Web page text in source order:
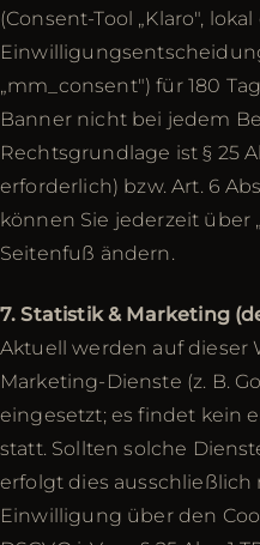
(Consent-Tool „Klaro",
„mm_consent") für 180
Banner nicht bei jedem
Rechtsgrundlage ist § 25
erforderlich) bzw. Art. 6
können Sie jederzeit über
Seitenfuß ändern.
7. Statistik & Marketing
Aktuell werden auf dieser
Marketing-Dienste (z. B.
eingesetzt; es findet kein
statt. Sollten solche
erfolgt dies
Einwilligung über den